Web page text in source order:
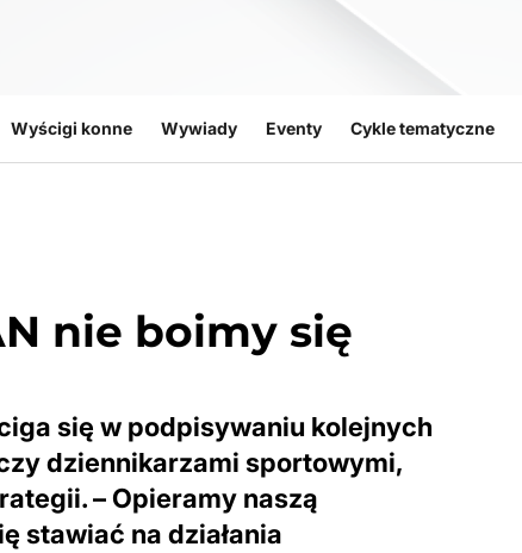
Wyścigi konne Wywiady Eventy Cykle tematyczne
nie boimy się
się w podpisywaniu kolejnych
dziennikarzami sportowymi,
– Opieramy naszą
stawiać na działania